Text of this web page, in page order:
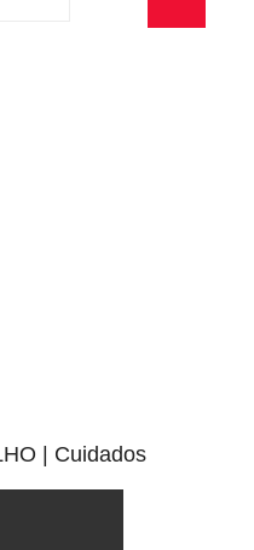
| Cuidados